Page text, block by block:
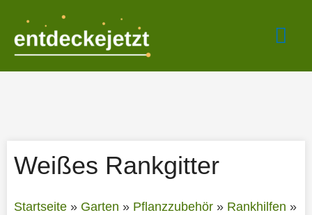
springen
Weißes Rankgitter
Startseite» Garten » Pflanzzubehör» Rankhilfen »